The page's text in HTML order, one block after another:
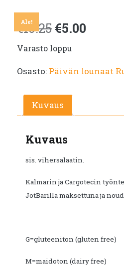
Ale!
€10.25
hinta
oli:
€10.25.
€5.00
on:
Varasto loppu
Osasto: Päivän lounaat
Kuvaus
Kuvaus
sis. vihersalaatin.
Kalmarin ja Cargotecin
JotBarilla maksettuna ja
G=gluteeniton (gluten free)
M=maidoton (dairy free)